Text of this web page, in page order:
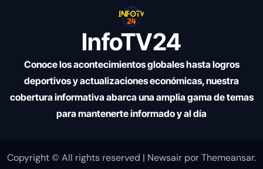
InfoTV24
Conoce los acontecimientos globales hasta logros
deportivos y actualizaciones económicas, nuestra
cobertura informativa abarca una amplia gama de temas
para mantenerte informado y al día
Copyright © All rights reserved | Newsair porThemeansar.